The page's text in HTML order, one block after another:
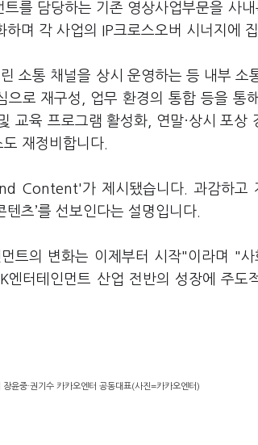
를 담당하는 기존 영상사업부문을 사
며 각 사업의 IP크로스오버 시너지에
소통 채널을 상시 운영하는 등 내부 소
로 재구성, 업무 환경의 통합 등을 통
교육 프로그램 활성화, 연말·상시 포상
재정비합니다.
Content'가 제시됐습니다. 과감하고
츠’를 선보인다는 설명입니다.
트의 변화는 이제부터 시작"이라며 "
터테인먼트 산업 전반의 성장에 주도
장윤중·권기수 카카오엔터 공동대표(사진=카카오엔터)